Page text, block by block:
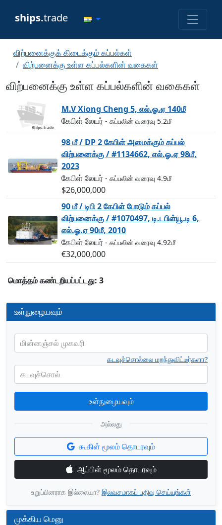
ships.trade
விற்பனைக்குக் கிடைக்கும் கப்பல்கள்
விற்பனைக்கு உள்ள கப்பல்களின் வகைகள்
விற்பனைக்கு உள்ள கப்பல்களின் வகைகள்
M.V Xiong Cheng 5, எல்.ஓ.ஏ 140மீ
கேபிள் லேயர் - கப்பலின் வரைவு 5.2மீ
98 மீ / DP 2 கேபிள் அமைக்கும் கப்பல்
விற்பனைக்கு / #1134662, எல்.ஓ.ஏ 98மீ,
2023
கேபிள் லேயர் - கப்பலின் வரைவு 4.9மீ
$26,000,000
90 மீ / டிபி 2 கேபிள் போடும் கப்பல்
விற்பனைக்கு / #1070497, டி.டபிள்யூ.டி 6,
எல்.ஓ.ஏ 90மீ, 2010
கேபிள் லேயர் - கப்பலின் வரைவு 4.92மீ
€32,000,000
மொத்தம் கண்டறியப்பட்டது: 3
உள்நுழையவும்
மின்னஞ்சல் முகவரி
கடவுச்சொல்
கடவுச்சொல்லை மறந்துவிட்டீர்களா?
உள்நுழையவும்
அல்லது
கூகிள் மூலம் தொடரவும்
ஆப்பிள் மூலம் தொடரவும்
உறுப்பினராக இல்லையா? இலவசமாகப் பதிவு செய்யுங்கள்
முக்கிய மெனு